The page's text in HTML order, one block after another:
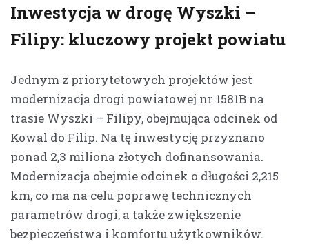
Inwestycja w drogę Wyszki –
Filipy: kluczowy projekt powiatu
Jednym z priorytetowych projektów jest
modernizacja drogi powiatowej nr 1581B na
trasie Wyszki – Filipy, obejmująca odcinek od
Kowal do Filip. Na tę inwestycję przyznano
ponad 2,3 miliona złotych dofinansowania.
Modernizacja obejmie odcinek o długości 2,215
km, co ma na celu poprawę technicznych
parametrów drogi, a także zwiększenie
bezpieczeństwa i komfortu użytkowników.